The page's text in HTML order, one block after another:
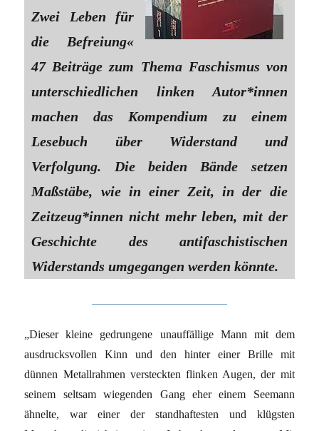
Zwei Leben für
die Befreiung«
47 Beiträge zum Thema Faschismus von
unterschiedlichen linken Autor*innen
machen das Kompendium zu einem
Lesebuch über Widerstand und
Verfolgung. Die beiden Bände setzen
Maßstäbe, wie in einer Zeit, in der die
Zeitzeug*innen nicht mehr leben, mit der
Geschichte des antifaschistischen
Widerstands umgegangen werden könnte.
„Dieser kleine gedrungene unauffällige Mann mit dem
ausdrucksvollen Kinn und den hinter einer Brille mit
dünnen Metallrahmen versteckten flinken Augen, der mit
seinem seltsam wiegenden Gang eher einem Seemann
ähnelte, war einer der standhaftesten und klügsten